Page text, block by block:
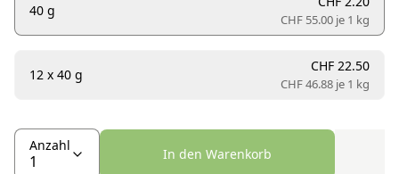
40 g
CHF 55.00 je 1 kg
12 x 40 g
CHF 22.50
CHF 46.88 je 1 kg
Anzahl
In den Warenkorb